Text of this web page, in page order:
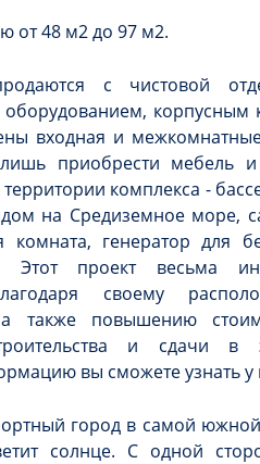
от 48 м2 до 97 м2.
с чистовой
оборудованием, корпусным
входная и
приобрести мебель
территории комплекса -
на Средиземное море,
комната, генератор для
Этот проект весьма
своему
а также повышению
и сдачи в
вы сможете узнать
город в самой
солнце. С одной